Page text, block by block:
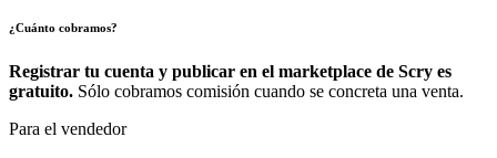
¿Cuánto cobramos?
Registrar tu cuenta y publicar en el marketplace de Scry es
gratuito. Sólo cobramos comisión cuando se concreta una venta.
Para el vendedor